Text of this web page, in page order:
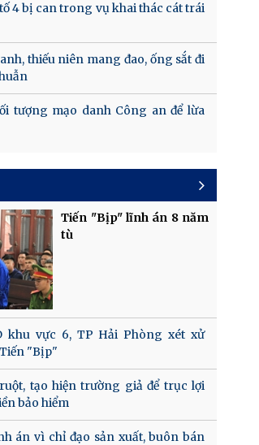
4 bị can trong vụ khai thác cát trái
thiếu niên mang đao, ống sắt đi
tượng mạo danh Công an để lừa
Tiến "Bịp" lĩnh án 8 năm
tù
khu vực 6, TP Hải Phòng xét xử
"Bịp"
tạo hiện trường giả để trục lợi
bảo hiểm
án vì chỉ đạo sản xuất, buôn bán